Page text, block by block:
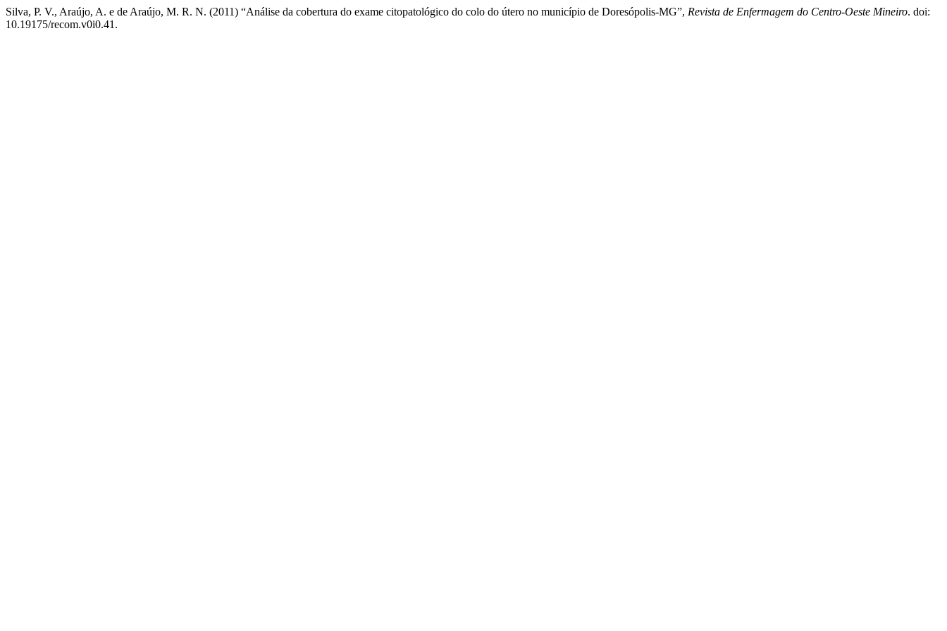
Silva, P. V., Araújo, A. e de Araújo, M. R. N. (2011) “Análise da cobertura do exame citopatológico do colo do útero no município de Doresópolis-MG”, Revista de Enfermagem do Centro-Oeste Mineiro. doi:
10.19175/recom.v0i0.41.